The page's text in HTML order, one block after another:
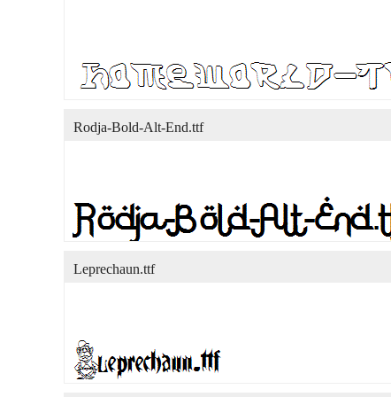
Rodja-Bold-Alt-End.ttf
Leprechaun.ttf